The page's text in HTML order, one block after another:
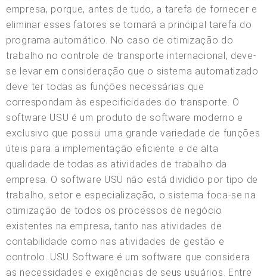
empresa, porque, antes de tudo, a tarefa de fornecer e
eliminar esses fatores se tornará a principal tarefa do
programa automático. No caso de otimização do
trabalho no controle de transporte internacional, deve-
se levar em consideração que o sistema automatizado
deve ter todas as funções necessárias que
correspondam às especificidades do transporte. O
software USU é um produto de software moderno e
exclusivo que possui uma grande variedade de funções
úteis para a implementação eficiente e de alta
qualidade de todas as atividades de trabalho da
empresa. O software USU não está dividido por tipo de
trabalho, setor e especialização, o sistema foca-se na
otimização de todos os processos de negócio
existentes na empresa, tanto nas atividades de
contabilidade como nas atividades de gestão e
controlo. USU Software é um software que considera
as necessidades e exigências de seus usuários. Entre